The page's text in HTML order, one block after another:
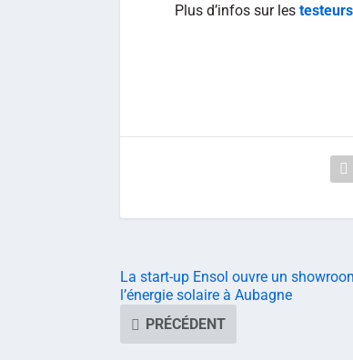
Plus d’infos sur les
La start-up Ensol ouvre un
l’énergie solaire à Aubagne
PRÉCÉDENT